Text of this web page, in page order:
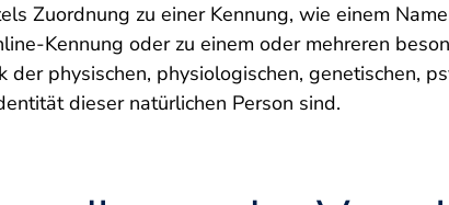
Zuordnung zu einer Kennung, wie einem
Kennung oder zu einem oder mehreren
physischen, physiologischen, genetischen,
dieser natürlichen Person sind.